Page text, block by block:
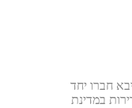
חברו יחד
במדינת